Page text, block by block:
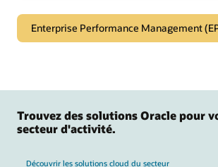
Enterprise Performance Management
Trouvez des solutions Oracle pour
secteur d'activité.
Découvrir les solutions cloud du secteur